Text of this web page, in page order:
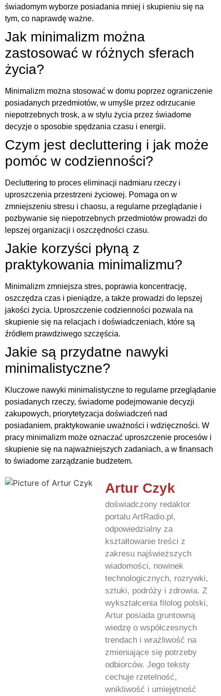
świadomym wyborze posiadania mniej i skupieniu się na
tym, co naprawdę ważne.
Jak minimalizm można
zastosować w różnych sferach
życia?
Minimalizm można stosować w domu poprzez ograniczenie
posiadanych przedmiotów, w umyśle przez odrzucanie
niepotrzebnych trosk, a w stylu życia przez świadome
decyzje o sposobie spędzania czasu i energii.
Czym jest decluttering i jak może
pomóc w codzienności?
Decluttering to proces eliminacji nadmiaru rzeczy i
uproszczenia przestrzeni życiowej. Pomaga on w
zmniejszeniu stresu i chaosu, a regularne przeglądanie i
pozbywanie się niepotrzebnych przedmiotów prowadzi do
lepszej organizacji i oszczędności czasu.
Jakie korzyści płyną z
praktykowania minimalizmu?
Minimalizm zmniejsza stres, poprawia koncentrację,
oszczędza czas i pieniądze, a także prowadzi do lepszej
jakości życia. Uproszczenie codzienności pozwala na
skupienie się na relacjach i doświadczeniach, które są
źródłem prawdziwego szczęścia.
Jakie są przydatne nawyki
minimalistyczne?
Kluczowe nawyki minimalistyczne to regularne przeglądanie
posiadanych rzeczy, świadome podejmowanie decyzji
zakupowych, priorytetyzacja doświadczeń nad
posiadaniem, praktykowanie uważności i wdzięczności. W
pracy minimalizm może oznaczać uproszczenie procesów i
skupienie się na najważniejszych zadaniach, a w finansach
to świadome zarządzanie budżetem.
Artur Czyk
doświadczony redaktor
portalu ArtRadio.pl,
odpowiedzialny za
kształtowanie treści z
zakresu najświeższych
wiadomości, nowinek
technologicznych, rozrywki,
sztuki, podróży i zdrowia. Z
wykształcenia filolog polski,
Artur posiada gruntowną
wiedzę o współczesnych
trendach i wrażliwość na
zmieniające się potrzeby
odbiorców. Jego teksty
cechuje rzetelność,
wnikliwość i umiejętność